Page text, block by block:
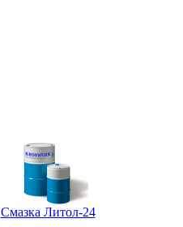
Смазка Литол-24